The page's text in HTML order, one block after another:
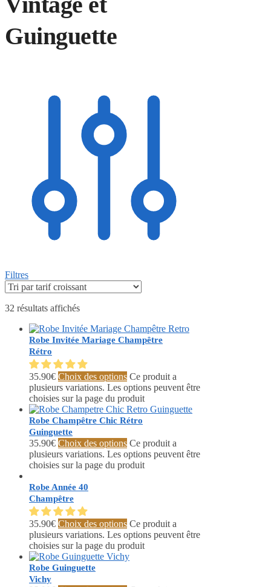
Guinguette
Filtres
32 résultats affichés
Robe Invitée Mariage Champêtre
Rétro
35.90€ Choix des options Ce produit a
plusieurs variations. Les options peuvent être
choisies sur la page du produit
Robe Champêtre Chic Rétro
Guinguette
35.90€ Choix des options Ce produit a
plusieurs variations. Les options peuvent être
choisies sur la page du produit
Robe Année 40
Champêtre
35.90€ Choix des options Ce produit a
plusieurs variations. Les options peuvent être
choisies sur la page du produit
Robe Guinguette
Vichy